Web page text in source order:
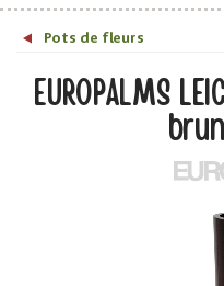
Pots de fleurs
EUROPALMS